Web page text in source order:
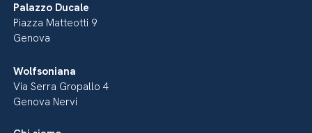
Palazzo Ducale
Piazza Matteotti 9
Genova
Wolfsoniana
Via Serra Gropallo 4
Genova Nervi